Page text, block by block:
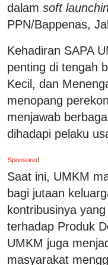
dalam soft
PPN/Bappenas,
Kehadiran SAPA
penting di tengah
Kecil, dan
menopang
menjawab
dihadapi pelaku
Sponsored
Saat ini, UMKM
bagi jutaan
kontribusinya
terhadap Produk
UMKM juga
masyarakat